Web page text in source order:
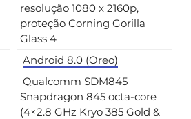
resolução 1080 x 2160p,
proteção Corning Gorilla
Glass 4
Android 8.0 (Oreo)
Qualcomm SDM845
Snapdragon 845 octa-core
(4×2.8 GHz Kryo 385 Gold &